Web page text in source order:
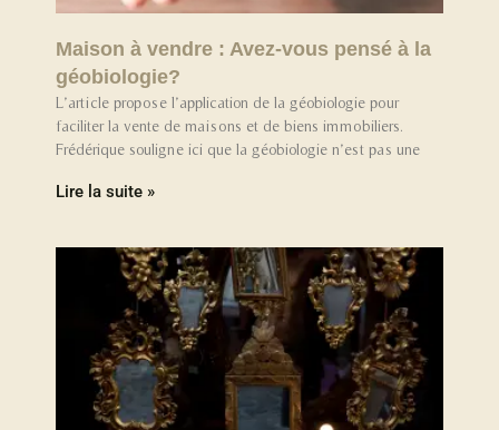
Maison à vendre : Avez-vous pensé à la
géobiologie?
L’article propose l’application de la géobiologie pour
faciliter la vente de maisons et de biens immobiliers.
Frédérique souligne ici que la géobiologie n’est pas une
Lire la suite »